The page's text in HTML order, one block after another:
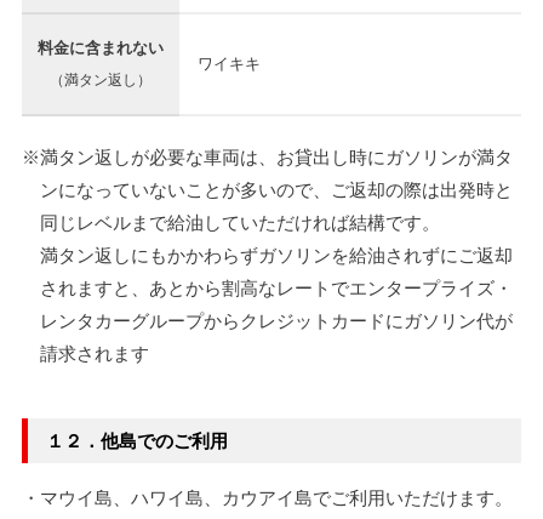
料金に含まれない
（満タン返し）
ワイキキ
※満タン返しが必要な車両は、お貸出し時にガソリンが満タ
ンになっていないことが多いので、ご返却の際は出発時と
同じレベルまで給油していただければ結構です。
満タン返しにもかかわらずガソリンを給油されずにご返却
されますと、あとから割高なレートでエンタープライズ・
レンタカーグループからクレジットカードにガソリン代が
請求されます
１２．他島でのご利用
・マウイ島、ハワイ島、カウアイ島でご利用いただけます。